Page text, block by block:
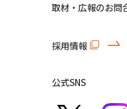
取材・広報のお問
採用情報
公式SNS